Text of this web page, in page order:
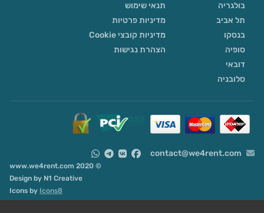
בולגריה
תל אביב
בנסקו
סופיה
דובאי
סלובניה
תנאי שימוש
מדיניות פרטיות
מדיניות קובצי Cookie
הצהרת נגישות
contact@we4rent.com
Design by N1 Creative
Icons byIcons8